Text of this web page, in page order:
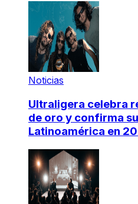
Noticias
Ultraligera celebra
de oro y confirma
Latinoamérica en